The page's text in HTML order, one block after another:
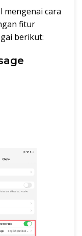
mengenai cara
fitur
berikut: